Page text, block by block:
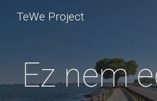
Skip to main content
TeWe Project
Ez nem